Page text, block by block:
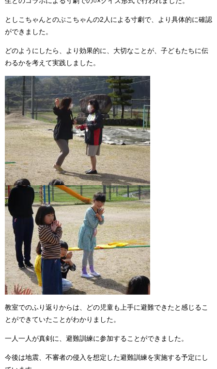
としこちゃんとのぶこちゃんの2人による寸劇で、より具体的に確認
ができました。
どのようにしたら、より効果的に、大切なことが、子どもたちに伝
わるかを考えて実践しました。
教室でのふり返りからは、どの児童も上手に避難できたと感じるこ
とができていたことがわかりました。
一人一人が真剣に、避難訓練に参加することができました。
今後は地震、不審者の侵入を想定した避難訓練を実施する予定にし